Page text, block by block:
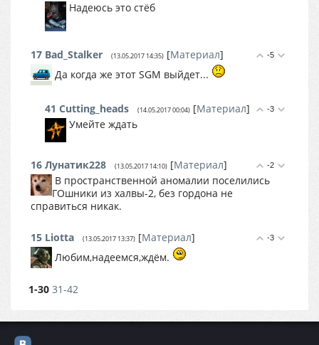
Надеюсь это стёб
-5
17 Bad_Stalker (13.05.2017 14:35) [Материал]
Да когда же этот SGM выйдет...
-3
41 Cutting_heads (14.05.2017 00:04) [Материал]
Умейте ждать
-2
16 Лунатик228 (13.05.2017 14:10) [Материал]
В пространственной аномалии поселились
ГОшники из халвы-2, без гордона не
справиться никак.
-3
15 Liotta (13.05.2017 13:37) [Материал]
Любим,надеемся,ждём.
1-30 31-42